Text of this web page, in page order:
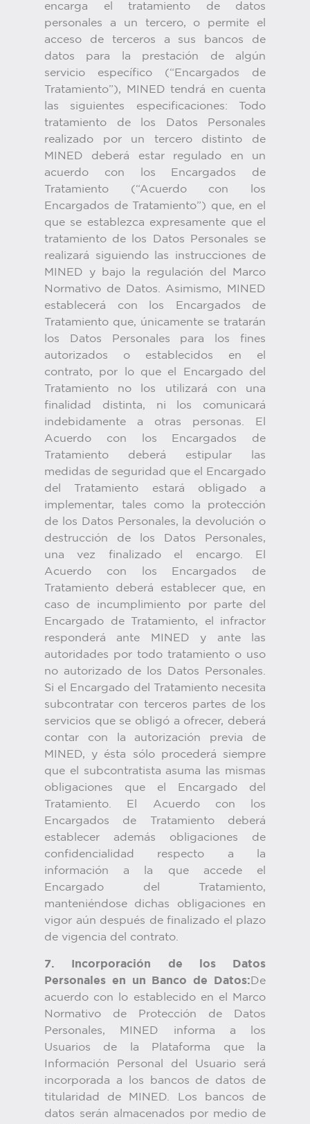
encarga el tratamiento de datos
personales a un tercero, o permite el
acceso de terceros a sus bancos de
datos para la prestación de algún
servicio específico (“Encargados de
Tratamiento”), MINED tendrá en cuenta
las siguientes especificaciones: Todo
tratamiento de los Datos Personales
realizado por un tercero distinto de
MINED deberá estar regulado en un
acuerdo con los Encargados de
Tratamiento (“Acuerdo con los
Encargados de Tratamiento”) que, en el
que se establezca expresamente que el
tratamiento de los Datos Personales se
realizará siguiendo las instrucciones de
MINED y bajo la regulación del Marco
Normativo de Datos. Asimismo, MINED
establecerá con los Encargados de
Tratamiento que, únicamente se tratarán
los Datos Personales para los fines
autorizados o establecidos en el
contrato, por lo que el Encargado del
Tratamiento no los utilizará con una
finalidad distinta, ni los comunicará
indebidamente a otras personas. El
Acuerdo con los Encargados de
Tratamiento deberá estipular las
medidas de seguridad que el Encargado
del Tratamiento estará obligado a
implementar, tales como la protección
de los Datos Personales, la devolución o
destrucción de los Datos Personales,
una vez finalizado el encargo. El
Acuerdo con los Encargados de
Tratamiento deberá establecer que, en
caso de incumplimiento por parte del
Encargado de Tratamiento, el infractor
responderá ante MINED y ante las
autoridades por todo tratamiento o uso
no autorizado de los Datos Personales.
Si el Encargado del Tratamiento necesita
subcontratar con terceros partes de los
servicios que se obligó a ofrecer, deberá
contar con la autorización previa de
MINED, y ésta sólo procederá siempre
que el subcontratista asuma las mismas
obligaciones que el Encargado del
Tratamiento. El Acuerdo con los
Encargados de Tratamiento deberá
establecer además obligaciones de
confidencialidad respecto a la
información a la que accede el
Encargado del Tratamiento,
manteniéndose dichas obligaciones en
vigor aún después de finalizado el plazo
de vigencia del contrato.
7. Incorporación de los Datos
Personales en un Banco de Datos: De
acuerdo con lo establecido en el Marco
Normativo de Protección de Datos
Personales, MINED informa a los
Usuarios de la Plataforma que la
Información Personal del Usuario será
incorporada a los bancos de datos de
titularidad de MINED. Los bancos de
datos serán almacenados por medio de